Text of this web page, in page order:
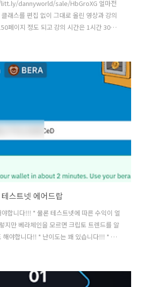
dannyworld/sale/HbGroXG 얼마전
래스를 편집 없이 그대로 올린 영상과 강의
페이지 정도 되고 강의 시간은 1시간 30분
에는 실시간 질의응답도 포함되어 있습니
을 99,000원으로 정했습니다. 에어드랍만 잘
백 가능할듯 합니다. 알트불장대비 준비하시
궁금하신 분들, 비트코인 언제 살고 팔면 좋은
인 채굴 원리 및 ..
스트넷 에어드랍
합니다!!! * 물론 테스트넷에 따른 수익이 얼
지만 베라체인을 모르면 크립토 트렌드를 알
해야합니다!! * 난이도는 꽤 있습니다!!! * 어
마스터하시면 다른 테스트넷은 어렵지 않
진행하시면 됩니다. 아직 시간적 여유가 많
뭔지는 제가 유튜브를 찍은게 있으니 참고하